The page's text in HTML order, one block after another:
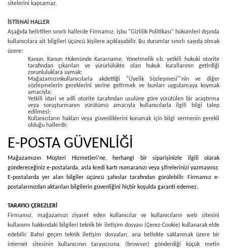
sitelerini kapsamaz.
İSTİSNAİ HALLER
Aşağıda belirtilen sınırlı hallerde Firmamız, işbu "Gizlilik Politikası" hükümleri dışında
kullanıcılara ait bilgileri üçüncü kişilere açıklayabilir. Bu durumlar sınırlı sayıda olmak
üzere;
Kanun, Kanun Hükmünde Kararname, Yönetmelik v.b. yetkili hukuki otorite
tarafından çıkarılan ve yürürlülükte olan hukuk kurallarının getirdiği
zorunluluklara uymak;
Mağazamızınkullanıcılarla akdettiği "Üyelik Sözleşmesi"'nin ve diğer
sözleşmelerin gereklerini yerine getirmek ve bunları uygulamaya koymak
amacıyla;
Yetkili idari ve adli otorite tarafından usulüne göre yürütülen bir araştırma
veya soruşturmanın yürütümü amacıyla kullanıcılarla ilgili bilgi talep
edilmesi;
Kullanıcıların hakları veya güvenliklerini korumak için bilgi vermenin gerekli
olduğu hallerdir.
E-POSTA GÜVENLİĞİ
Mağazamızın Müşteri Hizmetleri’ne, herhangi bir siparişinizle ilgili olarak
göndereceğiniz e-postalarda, asla kredi kartı numaranızı veya şifrelerinizi yazmayınız.
E-postalarda yer alan bilgiler üçüncü şahıslar tarafından görülebilir. Firmamız e-
postalarınızdan aktarılan bilgilerin güvenliğini hiçbir koşulda garanti edemez.
TARAYICI ÇEREZLERİ
Firmamız, mağazamızı ziyaret eden kullanıcılar ve kullanıcıların web sitesini
kullanımı hakkındaki bilgileri teknik bir iletişim dosyası (Çerez-Cookie) kullanarak elde
edebilir. Bahsi geçen teknik iletişim dosyaları, ana bellekte saklanmak üzere bir
internet sitesinin kullanıcının tarayıcısına (browser) gönderdiği küçük metin